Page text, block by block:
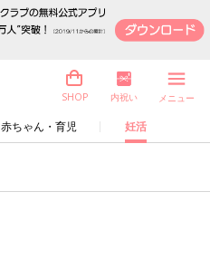
赤ちゃん・育児 妊活
SHOP 内祝い メニュー